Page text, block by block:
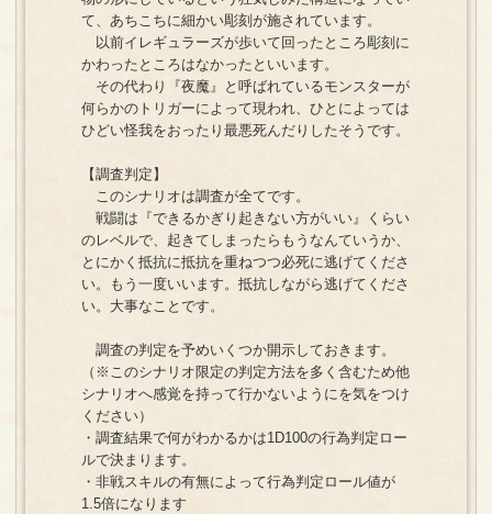
て、あちこちに細かい彫刻が施されています。
以前イレギュラーズが歩いて回ったところ彫刻に
かわったところはなかったといいます。
その代わり『夜魔』と呼ばれているモンスターが
何らかのトリガーによって現われ、ひとによっては
ひどい怪我をおったり最悪死んだりしたそうです。
【調査判定】
このシナリオは調査が全てです。
戦闘は『できるかぎり起きない方がいい』くらい
のレベルで、起きてしまったらもうなんていうか、
とにかく抵抗に抵抗を重ねつつ必死に逃げてくださ
い。もう一度いいます。抵抗しながら逃げてくださ
い。大事なことです。
調査の判定を予めいくつか開示しておきます。
（※このシナリオ限定の判定方法を多く含むため他
シナリオへ感覚を持って行かないようにを気をつけ
ください）
・調査結果で何がわかるかは1D100の行為判定ロー
ルで決まります。
・非戦スキルの有無によって行為判定ロール値が
1.5倍になります